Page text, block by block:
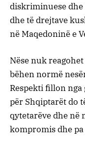
diskriminuese dhe
dhe të drejtave
në Maqedoninë e
Nëse nuk
bëhen normë
Respekti fillon
për Shqiptarët do
qytetarëve dhe në
kompromis dhe